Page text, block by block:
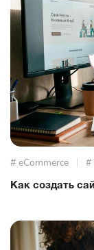
# eCommerce #
Как создать